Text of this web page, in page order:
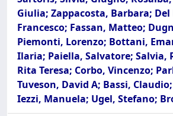
Giulia; Zappacosta, Barbara; Del
Francesco; Fassan, Matteo;
Piemonti, Lorenzo; Bottani,
Ilaria; Paiella, Salvatore; Salvia,
Rita Teresa; Corbo, Vincenzo;
Tuveson, David A; Bassi,
Iezzi, Manuela; Ugel, Stefano;